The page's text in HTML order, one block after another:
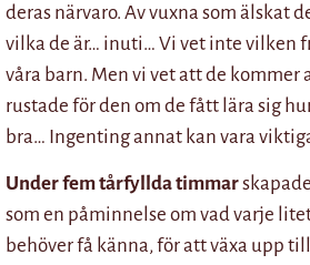
deras närvaro. Av vuxna som älskat
vilka de är… inuti… Vi vet inte vilken
våra barn. Men vi vet att de kommer
rustade för den om de fått lära sig
bra… Ingenting annat kan vara
Under fem tårfyllda timmar
som en påminnelse om vad varje
behöver få känna, för att växa upp